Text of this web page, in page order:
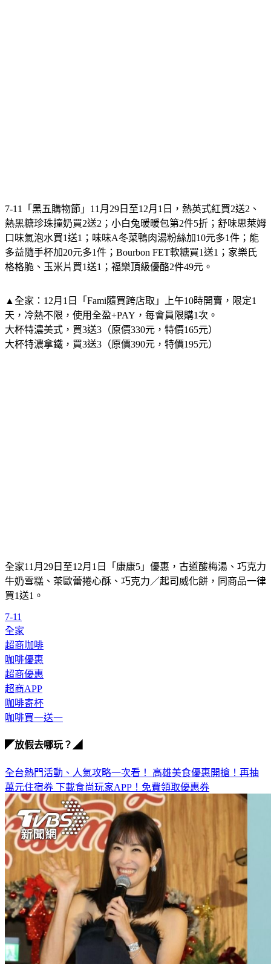
熱黑糖珍珠撞奶買2送2；小白兔暖暖包第2件5折；舒味思萊姆
口味氣泡水買1送1；味味A冬菜鴨肉湯粉絲加10元多1件；能
多益隨手杯加20元多1件；Bourbon FET軟糖買1送1；家樂氏
格格脆、玉米片買1送1；福樂頂級優酪2件49元。
天，冷熱不限，使用全盈+PAY，每會員限購1次。
大杯特濃美式，買3送3（原價330元，特價165元）
大杯特濃拿鐵，買3送3（原價390元，特價195元）
牛奶雪糕、茶歐蕾捲心酥、巧克力／起司威化餅，同商品一律
買1送1。
7-11
全家
超商咖啡
咖啡優惠
超商優惠
超商APP
咖啡寄杯
咖啡買一送一
萬元住宿券下載食尚玩家APP！免費領取優惠券